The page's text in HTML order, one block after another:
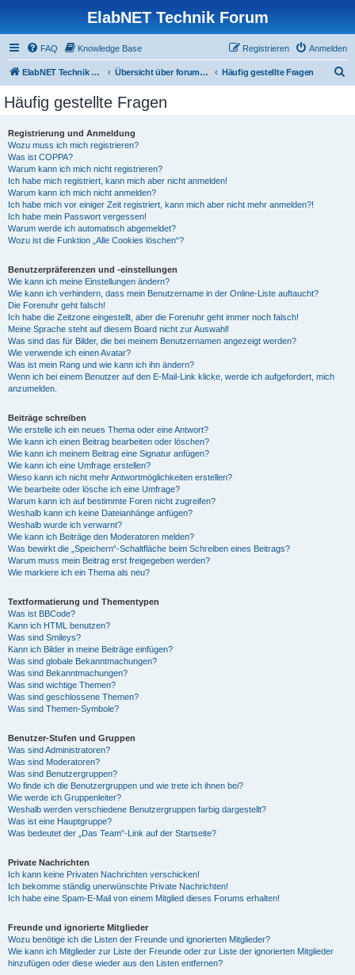
ElabNET Technik Forum
FAQ Knowledge Base Anmelden
Registrieren
ElabNET Technik Forum Übersicht über forum.timberwolf.io Häufig gestellte Fragen
Häufig gestellte Fragen
Registrierung und Anmeldung
Wozu muss ich mich registrieren?
Was ist COPPA?
Warum kann ich mich nicht registrieren?
Ich habe mich registriert, kann mich aber nicht anmelden!
Warum kann ich mich nicht anmelden?
Ich habe mich vor einiger Zeit registriert, kann mich aber nicht mehr anmelden?!
Ich habe mein Passwort vergessen!
Warum werde ich automatisch abgemeldet?
Wozu ist die Funktion „Alle Cookies löschen“?
Benutzerpräferenzen und -einstellungen
Wie kann ich meine Einstellungen ändern?
Wie kann ich verhindern, dass mein Benutzername in der Online-Liste auftaucht?
Die Forenuhr geht falsch!
Ich habe die Zeitzone eingestellt, aber die Forenuhr geht immer noch falsch!
Meine Sprache steht auf diesem Board nicht zur Auswahl!
Was sind das für Bilder, die bei meinem Benutzernamen angezeigt werden?
Wie verwende ich einen Avatar?
Was ist mein Rang und wie kann ich ihn ändern?
Wenn ich bei einem Benutzer auf den E-Mail-Link klicke, werde ich aufgefordert, mich
anzumelden.
Beiträge schreiben
Wie erstelle ich ein neues Thema oder eine Antwort?
Wie kann ich einen Beitrag bearbeiten oder löschen?
Wie kann ich meinem Beitrag eine Signatur anfügen?
Wie kann ich eine Umfrage erstellen?
Wieso kann ich nicht mehr Antwortmöglichkeiten erstellen?
Wie bearbeite oder lösche ich eine Umfrage?
Warum kann ich auf bestimmte Foren nicht zugreifen?
Weshalb kann ich keine Dateianhänge anfügen?
Weshalb wurde ich verwarnt?
Wie kann ich Beiträge den Moderatoren melden?
Was bewirkt die „Speichern“-Schaltfläche beim Schreiben eines Beitrags?
Warum muss mein Beitrag erst freigegeben werden?
Wie markiere ich ein Thema als neu?
Textformatierung und Thementypen
Was ist BBCode?
Kann ich HTML benutzen?
Was sind Smileys?
Kann ich Bilder in meine Beiträge einfügen?
Was sind globale Bekanntmachungen?
Was sind Bekanntmachungen?
Was sind wichtige Themen?
Was sind geschlossene Themen?
Was sind Themen-Symbole?
Benutzer-Stufen und Gruppen
Was sind Administratoren?
Was sind Moderatoren?
Was sind Benutzergruppen?
Wo finde ich die Benutzergruppen und wie trete ich ihnen bei?
Wie werde ich Gruppenleiter?
Weshalb werden verschiedene Benutzergruppen farbig dargestellt?
Was ist eine Hauptgruppe?
Was bedeutet der „Das Team“-Link auf der Startseite?
Private Nachrichten
Ich kann keine Privaten Nachrichten verschicken!
Ich bekomme ständig unerwünschte Private Nachrichten!
Ich habe eine Spam-E-Mail von einem Mitglied dieses Forums erhalten!
Freunde und ignorierte Mitglieder
Wozu benötige ich die Listen der Freunde und ignorierten Mitglieder?
Wie kann ich Mitglieder zur Liste der Freunde oder zur Liste der ignorierten Mitglieder
hinzufügen oder diese wieder aus den Listen entfernen?